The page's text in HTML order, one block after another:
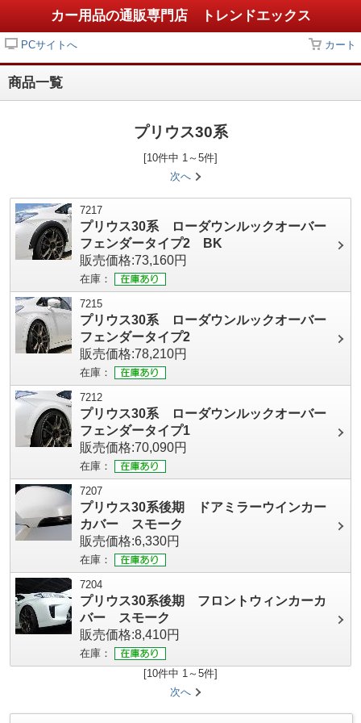
カー用品の通販専門店 トレンドエックス
PCサイトへ カート
商品一覧
プリウス30系
[10件中 1～5件]
次へ
7217
プリウス30系 ローダウンルックオーバー
フェンダータイプ2 BK
販売価格:73,160円
在庫：
7215
プリウス30系 ローダウンルックオーバー
フェンダータイプ2
販売価格:78,210円
在庫：
7212
プリウス30系 ローダウンルックオーバー
フェンダータイプ1
販売価格:70,090円
在庫：
7207
プリウス30系後期 ドアミラーウインカー
カバー スモーク
販売価格:6,330円
在庫：
7204
プリウス30系後期 フロントウィンカーカ
バー スモーク
販売価格:8,410円
在庫：
[10件中 1～5件]
次へ